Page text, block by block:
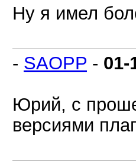
Ну я имел
- SAOPP - 01-
Юрий, с
версиями